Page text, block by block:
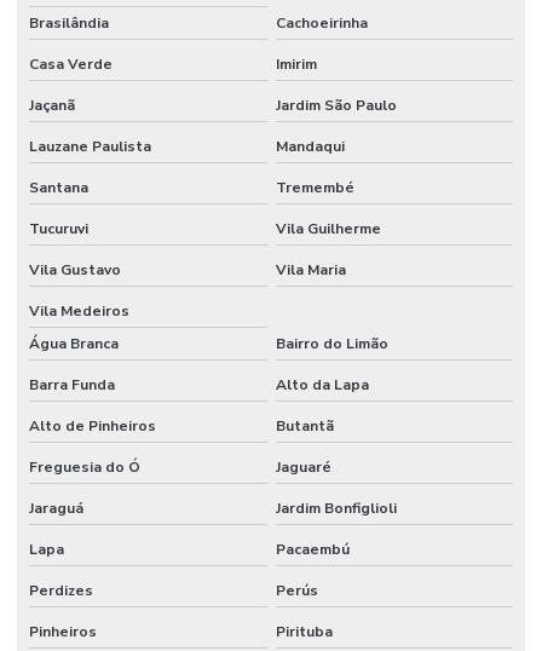
Brasilândia
Cachoeirinha
Casa Verde Imirim
Jaçanã Jardim São Paulo
Lauzane Paulista Mandaqui
Santana Tremembé
Tucuruvi Vila Guilherme
Vila Gustavo Vila Maria
Vila Medeiros
Água Branca
Bairro do Limão
Barra Funda Alto da Lapa
Alto de Pinheiros Butantã
Freguesia do Ó Jaguaré
Jaraguá Jardim Bonfiglioli
Lapa Pacaembú
Perdizes Perús
Pinheiros Pirituba